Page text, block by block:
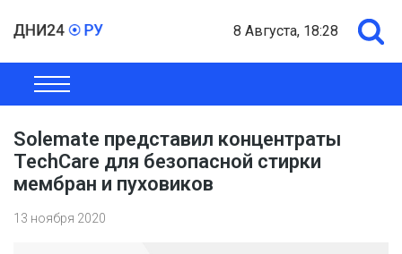
8 Августа, 18:28
ОБЩЕСТВО
Solemate представил концентраты
TechCare для безопасной стирки
мембран и пуховиков
13 ноября 2020